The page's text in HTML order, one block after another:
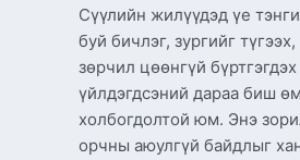
Сүүлийн жилүүдэд үе
буй бичлэг, зургийг
зөрчил цөөнгүй
үйлдэгдсэний дараа биш
холбогдолтой юм. Энэ
орчны аюулгүй байдлыг